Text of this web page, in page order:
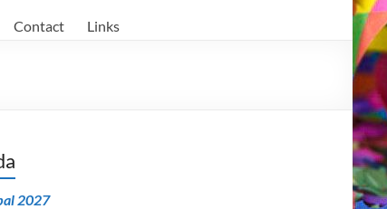
Contact Links
2027